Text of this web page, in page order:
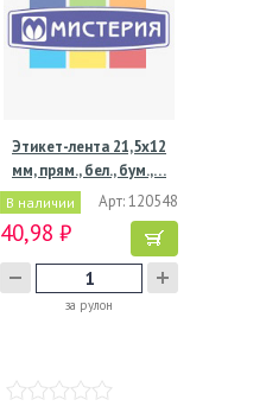
Этикет-лента 21,5х12
мм, прям., бел., бум.,…
В наличии Арт: 120548
40,98 ₽
за рулон